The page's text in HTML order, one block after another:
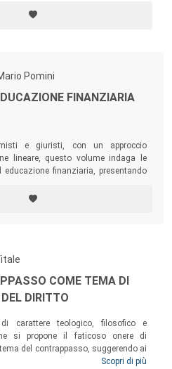
Pomini
FINANZIARIA
e giuristi, con un approccio
lineare, questo volume indaga le
finanziaria, presentando
Studi di Padova.
COME TEMA DI
DIRITTO
carattere teologico, filosofico e
si propone il faticoso onere di
del contrappasso, suggerendo ai
– la sua archiviazione
Scopri di più